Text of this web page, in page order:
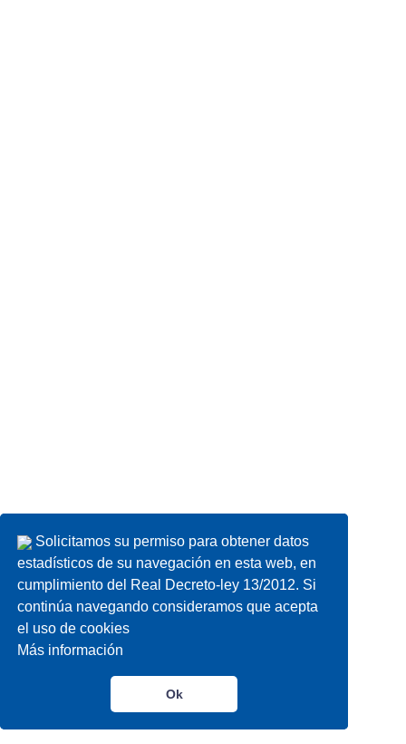
Solicitamos su permiso para obtener datos
estadísticos de su navegación en esta web, en
cumplimiento del Real Decreto-ley 13/2012. Si
continúa navegando consideramos que acepta
el uso de cookies
Más información
Ok
Solicitamos su permiso para obtener datos
estadísticos de su navegación en esta web, en
cumplimiento del Real Decreto-ley 13/2012. Si
continúa navegando consideramos que acepta
el uso de cookies
Más información
Ok